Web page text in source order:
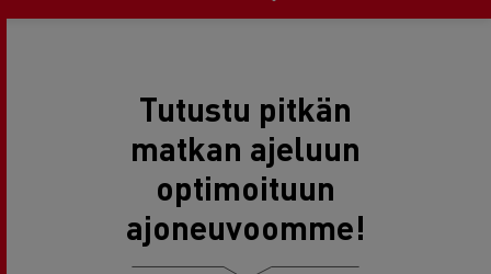
Tutustu pitkän
matkan ajeluun
optimoituun
ajoneuvoomme!